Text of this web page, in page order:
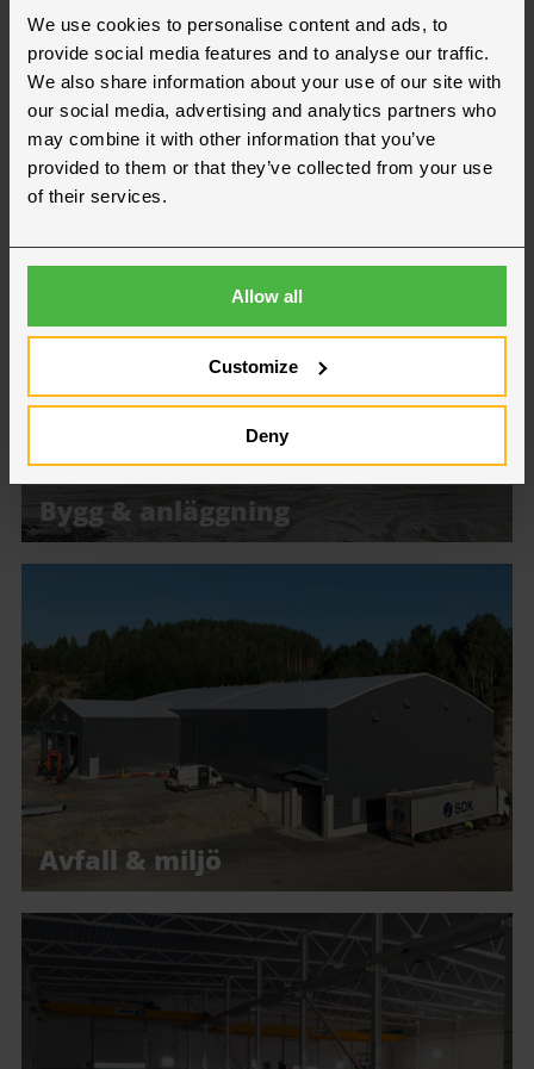
We use cookies to personalise content and ads, to
provide social media features and to analyse our traffic.
We also share information about your use of our site with
our social media, advertising and analytics partners who
may combine it with other information that you’ve
provided to them or that they’ve collected from your use
of their services.
Allow all
Customize
Deny
Lager & logistik
Bygg & anläggning
Avfall & miljö